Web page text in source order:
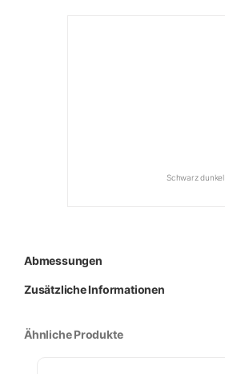
Schwarz dunkel
Abmessungen
Zusätzliche Informationen
Ähnliche Produkte